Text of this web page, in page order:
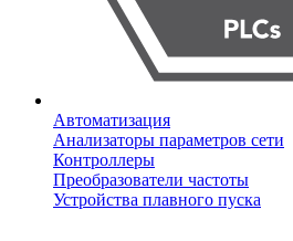
Автоматизация
Анализаторы параметров сети
Контроллеры
Преобразователи частоты
Устройства плавного пуска